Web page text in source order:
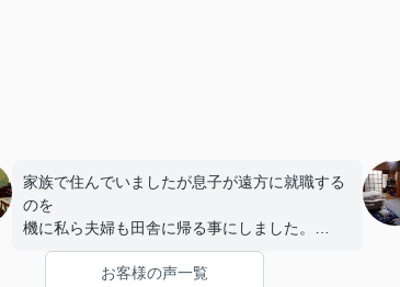
家族で住んでいましたが息子が遠方に就職する
のを
機に私ら夫婦も田舎に帰る事にしました。
家の事で何回も大阪に来るのは厳しいので
お客様の声一覧